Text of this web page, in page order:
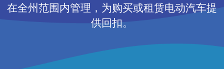
在全州范围内管理，为购买或租赁电动汽车提
供回扣。